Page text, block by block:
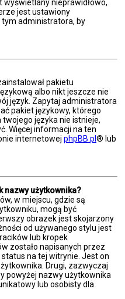
wyświetlany nieprawidłowo,
jest ustawiony
tym administratora, by
pakietu
albo nikt jeszcze nie
język. Zapytaj administratora
pakiet językowy, którego
języka nie istnieje,
Więcej informacji na ten
internetowej phpBB.pl ® lub
nazwy użytkownika?
w miejscu, gdzie są
mogą być
obrazek jest skojarzony
od używanego stylu jest
lub kropek
zostało napisanych przez
na tej witrynie. Jest on
Drugi, zazwyczaj
powyżej nazwy użytkownika
lub osobisty dla